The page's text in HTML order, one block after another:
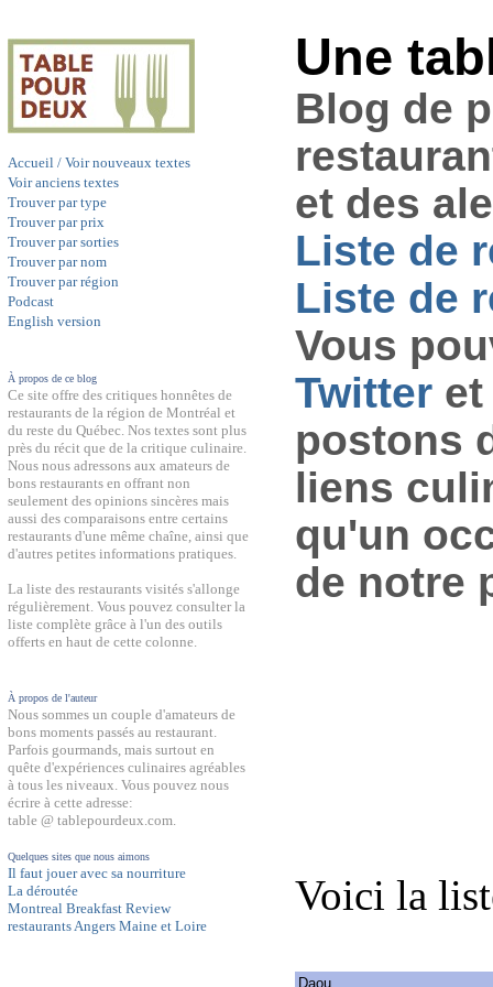
Accueil / Voir nouveaux textes
Voir anciens textes
Trouver par type
Trouver par prix
Trouver par sorties
Trouver par nom
Trouver par région
Podcast
English version
À propos de ce blog
Ce site offre des critiques honnêtes de
restaurants de la région de Montréal et
du reste du Québec. Nos textes sont plus
près du récit que de la critique culinaire.
Nous nous adressons aux amateurs de
bons restaurants en offrant non
seulement des opinions sincères mais
aussi des comparaisons entre certains
restaurants d'une même chaîne, ainsi que
d'autres petites informations pratiques.
La liste des restaurants visités s'allonge
régulièrement. Vous pouvez consulter la
liste complète grâce à l'un des outils
offerts en haut de cette colonne.
À propos de l'auteur
Nous sommes un couple d'amateurs de
bons moments passés au restaurant.
Parfois gourmands, mais surtout en
quête d'expériences culinaires agréables
à tous les niveaux. Vous pouvez nous
écrire à cette adresse:
table @ tablepourdeux.com.
Quelques sites que nous aimons
Il faut jouer avec sa nourriture
La déroutée
Montreal Breakfast Review
restaurants Angers Maine et Loire
Une
Blog de
et des
Liste de
Liste de
Vous
Twitter
postons
liens
qu'un
de notre
Voici la
Daou